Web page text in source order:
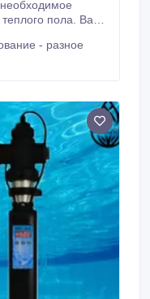
пола. Вам
и наши
на все ваши
- разное